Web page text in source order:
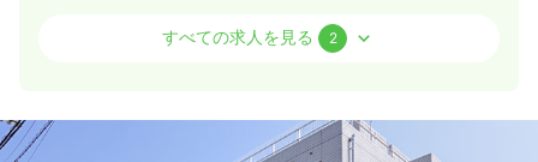
賞与4.5ヶ月
すべての求人を見る 2